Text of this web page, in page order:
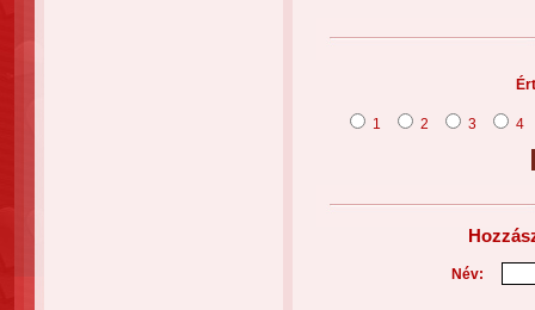
1 2 3 4
Név: